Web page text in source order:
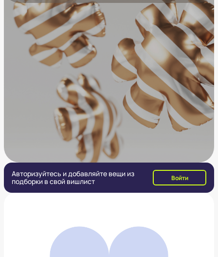
Авторизуйтесь и добавляйте вещи из
подборки в свой вишлист
Войти